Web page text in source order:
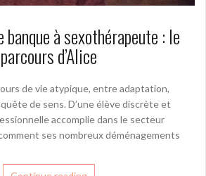
banque à sexothérapeute : le
parcours d’Alice
de vie atypique, entre adaptation,
de sens. D’une élève discrète et
accomplie dans le secteur
ses nombreux déménagements